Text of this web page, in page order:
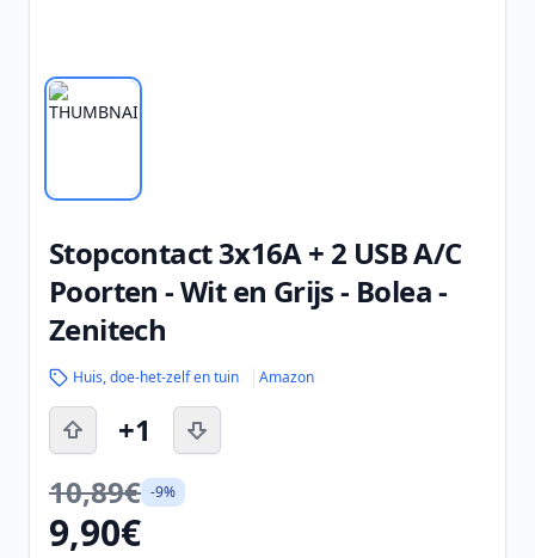
Stopcontact 3x16A + 2 USB A/C
Poorten - Wit en Grijs - Bolea -
Zenitech
Huis, doe-het-zelf en tuin Amazon
+1
10,89€ -9%
9,90€